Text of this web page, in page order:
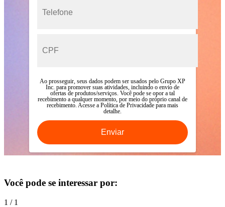
Ao prosseguir, seus dados podem ser usados pelo Grupo XP
Inc. para promover suas atividades, incluindo o envio de
ofertas de produtos/serviços. Você pode se opor a tal
recebimento a qualquer momento, por meio do próprio canal de
recebimento. Acesse a Política de Privacidade para mais
detalhe.
Você pode se interessar por:
1 / 1